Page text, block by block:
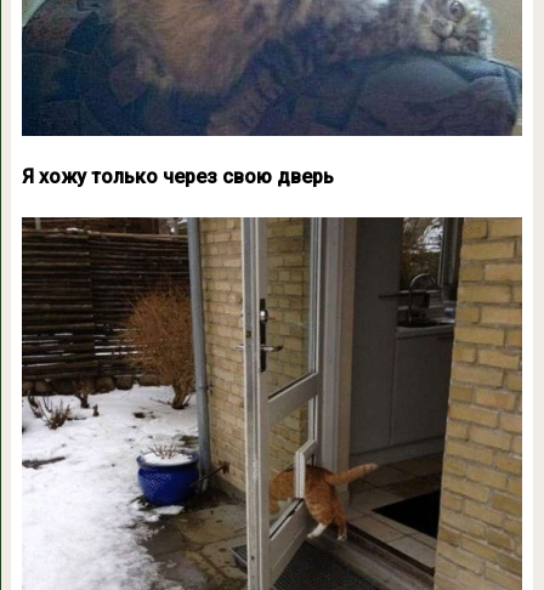
Я хожу только через свою дверь